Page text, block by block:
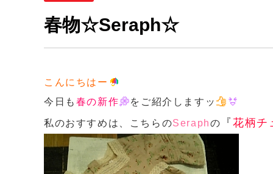
春物☆Seraph☆
こんにちはー
今日も 春の新作 をご紹介しますッ
私のおすすめは、こちらのSeraphの 『花柄チ